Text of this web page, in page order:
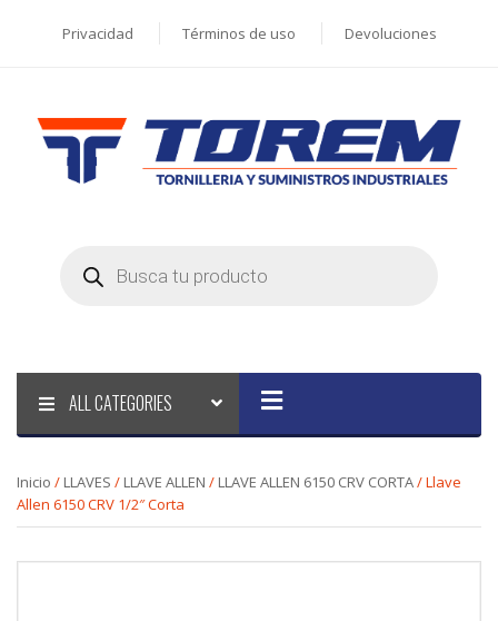
Privacidad Términos de uso Devoluciones
search
ALL CATEGORIES
Inicio / LLAVES / LLAVE ALLEN / LLAVE ALLEN 6150 CRV CORTA/ Llave
Allen 6150 CRV 1/2″ Corta